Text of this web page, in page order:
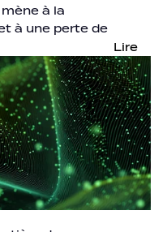
à la
à une perte de
Lire